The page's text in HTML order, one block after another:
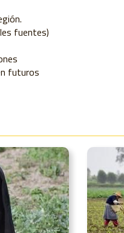
fuentes)
futuros